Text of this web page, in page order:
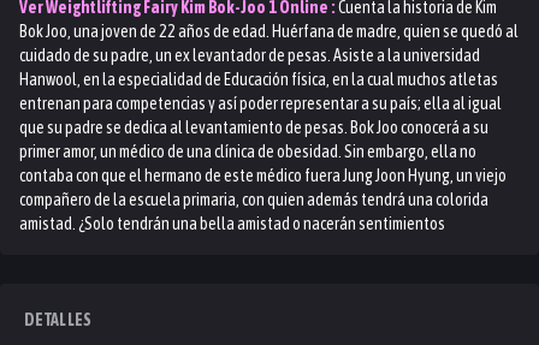
VerWeightlifting Fairy Kim Bok-Joo 1Online :Cuenta la historia de Kim
Bok Joo, una joven de 22 años de edad. Huérfana de madre, quien se quedó al
cuidado de su padre, un ex levantador de pesas. Asiste a la universidad
Hanwool, en la especialidad de Educación física, en la cual muchos atletas
entrenan para competencias y así poder representar a su país; ella al igual
que su padre se dedica al levantamiento de pesas. Bok Joo conocerá a su
primer amor, un médico de una clínica de obesidad. Sin embargo, ella no
contaba con que el hermano de este médico fuera Jung Joon Hyung, un viejo
compañero de la escuela primaria, con quien además tendrá una colorida
amistad. ¿Solo tendrán una bella amistad o nacerán sentimientos
DETALLES